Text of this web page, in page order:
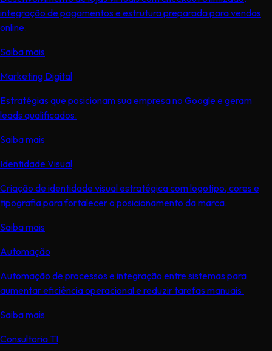
integração de pagamentos e estrutura preparada para vendas
online.
Saiba mais
Marketing Digital
Estratégias que posicionam sua empresa no Google e geram
leads qualificados.
Saiba mais
Identidade Visual
Criação de identidade visual estratégica com logotipo, cores e
tipografia para fortalecer o posicionamento da marca.
Saiba mais
Automação
Automação de processos e integração entre sistemas para
aumentar eficiência operacional e reduzir tarefas manuais.
Saiba mais
Consultoria TI